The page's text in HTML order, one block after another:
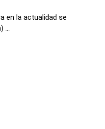
en la actualidad se
...